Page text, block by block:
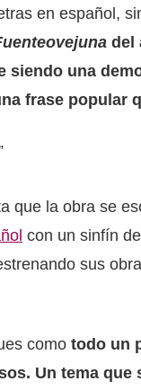
en español,
del
siendo una
frase popular
que la obra se
con un sinfín
sus
comotodo un
Un tema que